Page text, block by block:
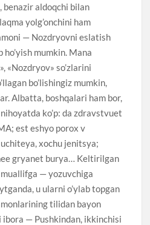
benazir aldoqchi bilan
yolg’onchini ham
— Nozdryovni eslatish
mumkin. Mana
«Nozdryov» so’zlarini
bo’lishingiz mumkin,
Albatta, boshqalari ham bor,
ko’p: da zdravstvuet
est eshyo porox v
xochu jenitsya;
gryanet burya… Keltirilgan
— yozuvchiga
u ularni o’ylab topgan
tilidan bayon
— Pushkindan, ikkinchisi